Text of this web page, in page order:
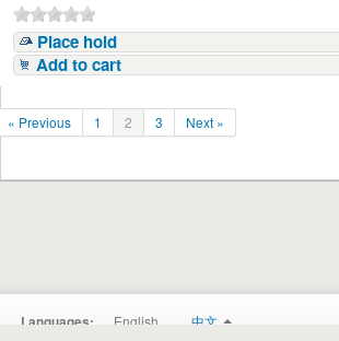
Place hold
Add to cart
« Previous 1 2 3 Next »
Languages: English 中文